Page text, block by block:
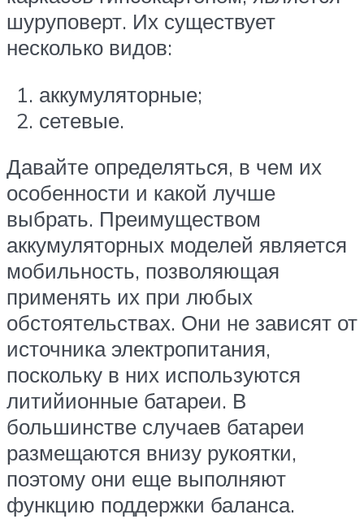
шуруповерт. Их существует
несколько видов:
аккумуляторные;
сетевые.
Давайте определяться, в чем их
особенности и какой лучше
выбрать. Преимуществом
аккумуляторных моделей является
мобильность, позволяющая
применять их при любых
обстоятельствах. Они не зависят от
источника электропитания,
поскольку в них используются
литийионные батареи. В
большинстве случаев батареи
размещаются внизу рукоятки,
поэтому они еще выполняют
функцию поддержки баланса.